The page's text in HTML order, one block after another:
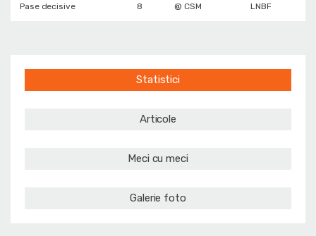
Pase decisive
8 @ CSM LNBF
Statistici
Articole
Meci cu meci
Galerie foto